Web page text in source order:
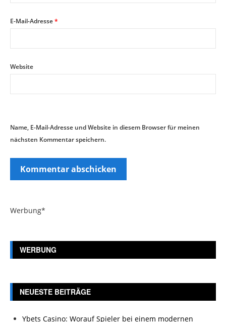
E-Mail-Adresse*
Website
Name, E-Mail-Adresse und Website in diesem Browser für meinen
nächsten Kommentar speichern.
Werbung*
WERBUNG
NEUESTE BEITRÄGE
Ybets Casino: Worauf Spieler bei einem modernen